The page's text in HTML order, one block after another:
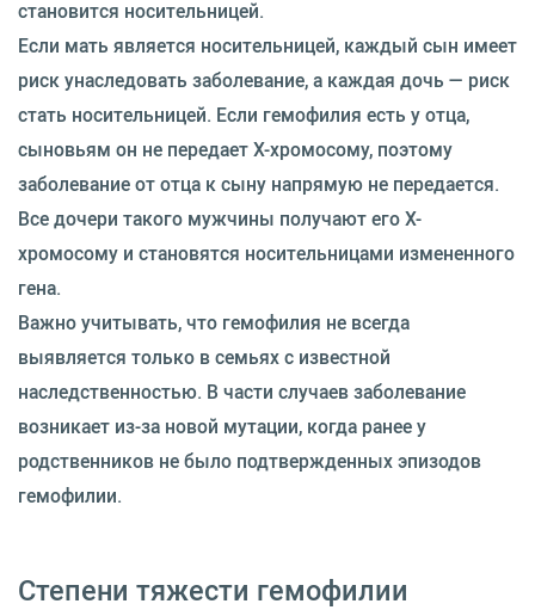
становится носительницей.
Если мать является носительницей, каждый сын имеет
риск унаследовать заболевание, а каждая дочь — риск
стать носительницей. Если гемофилия есть у отца,
сыновьям он не передает X-хромосому, поэтому
заболевание от отца к сыну напрямую не передается.
Все дочери такого мужчины получают его X-
хромосому и становятся носительницами измененного
гена.
Важно учитывать, что гемофилия не всегда
выявляется только в семьях с известной
наследственностью. В части случаев заболевание
возникает из-за новой мутации, когда ранее у
родственников не было подтвержденных эпизодов
гемофилии.
Степени тяжести гемофилии